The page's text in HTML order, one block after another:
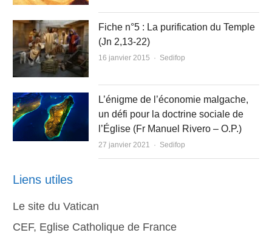
Fiche n°5 : La purification du Temple
(Jn 2,13-22)
16 janvier 2015 Author
Sedifop
L’énigme de l’économie malgache,
un défi pour la doctrine sociale de
l’Église (Fr Manuel Rivero – O.P.)
27 janvier 2021 Author
Sedifop
Liens utiles
Le site du Vatican
CEF, Eglise Catholique de France